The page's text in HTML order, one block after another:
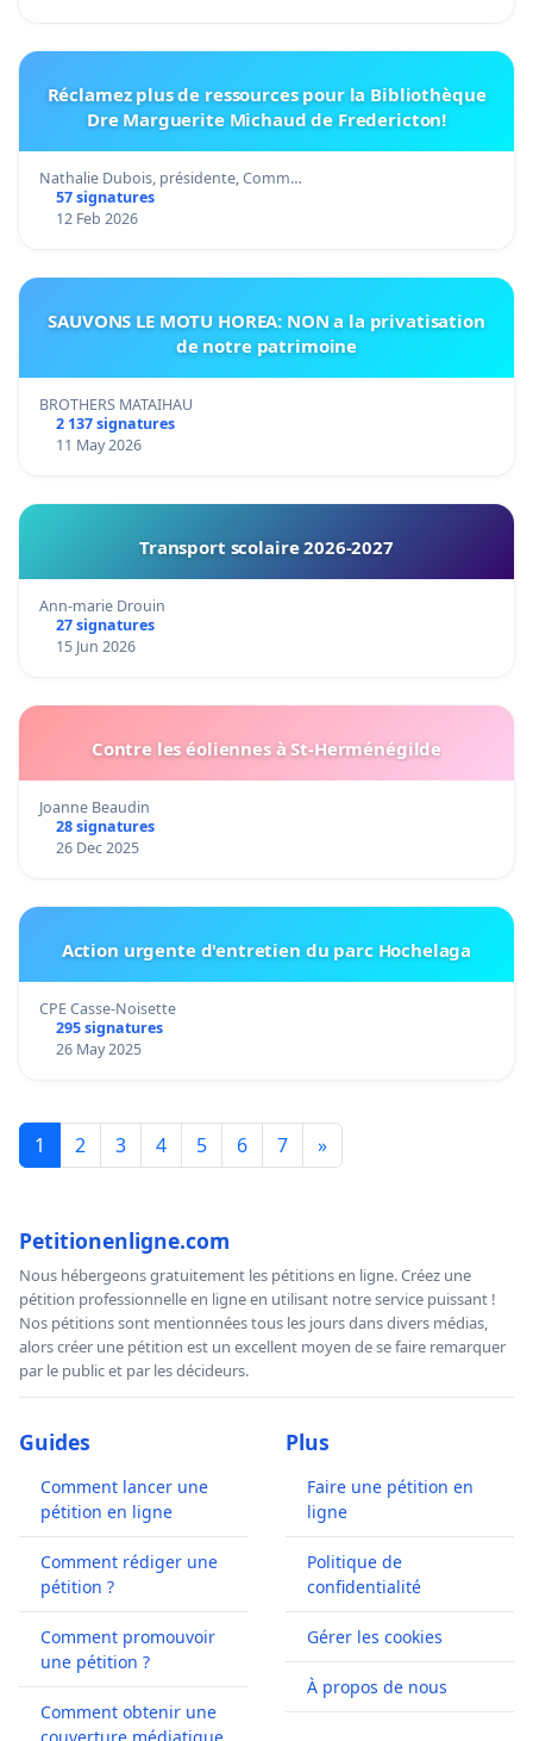
Réclamez plus de ressources pour la Bibliothèque
Dre Marguerite Michaud de Fredericton!
Nathalie Dubois, présidente, Comm…
57 signatures
12 Feb 2026
SAUVONS LE MOTU HOREA: NON a la privatisation
de notre patrimoine
BROTHERS MATAIHAU
2 137 signatures
11 May 2026
Transport scolaire 2026-2027
Ann-marie Drouin
27 signatures
15 Jun 2026
Contre les éoliennes à St-Herménégilde
Joanne Beaudin
28 signatures
26 Dec 2025
Action urgente d'entretien du parc Hochelaga
CPE Casse-Noisette
295 signatures
26 May 2025
1 2 3 4 5 6 7 »
Petitionenligne.com
Nous hébergeons gratuitement les pétitions en ligne. Créez une
pétition professionnelle en ligne en utilisant notre service puissant !
Nos pétitions sont mentionnées tous les jours dans divers médias,
alors créer une pétition est un excellent moyen de se faire remarquer
par le public et par les décideurs.
Guides
Comment lancer une
pétition en ligne
Comment rédiger une
pétition ?
Comment promouvoir
une pétition ?
Comment obtenir une
Plus
Faire une pétition en
ligne
Politique de
confidentialité
Gérer les cookies
À propos de nous